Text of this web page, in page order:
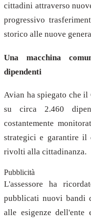
cittadini attraverso
progressivo
storico alle nuove
Una macchina
dipendenti
Avian ha spiegato che il
su circa 2.460
costantemente
strategici e garantire il
rivolti alla cittadinanza.
Pubblicità
L'assessore ha
pubblicati nuovi bandi
alle esigenze dell'ente